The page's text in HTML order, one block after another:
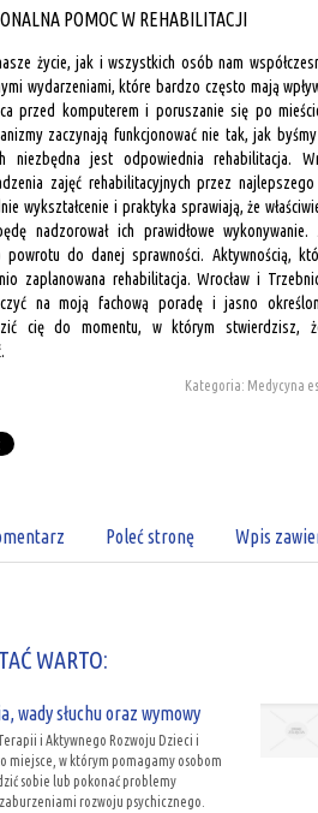
POMOC W REHABILITACJI
życie, jak i wszystkich osób nam
wydarzeniami, które bardzo często mają
przed komputerem i poruszanie się po
zaczynają funkcjonować nie tak, jak
niezbędna jest odpowiednia rehabilitacja.
zajęć rehabilitacyjnych przez
wykształcenie i praktyka sprawiają, że
nadzorował ich prawidłowe
powrotu do danej sprawności. Aktywnością,
zaplanowana rehabilitacja. Wrocław i
na moją fachową poradę i jasno
cię do momentu, w którym stwierdzisz,
Kategoria: Medycyna
Poleć stronę Wpis
WARTO:
wady słuchu oraz wymowy
i Aktywnego Rozwoju Dzieci i
miejsce, w którym pomagamy osobom
sobie lub pokonać problemy
rozwoju psychicznego.